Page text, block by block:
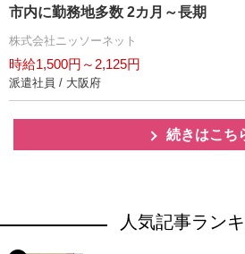
市内に勤務地多数 2カ月～長期
株式会社ニッソーネット
時給1,500円～2,125円
派遣社員 / 大阪府
続きはこち
人気記事ラン